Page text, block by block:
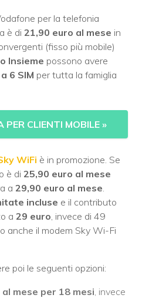
per la telefonia
è di 21,90 euro al mese in
(fisso più mobile)
Insieme possono avere
6 SIM per tutta la famiglia
PER CLIENTI MOBILE »
WiFi è in promozione. Se
è di 25,90 euro al mese
a 29,90 euro al mese
incluse e il contributo
a 29 euro , invece di 49
anche il modem Sky Wi-Fi
poi le seguenti opzioni:
mese per 18 mesi , invece